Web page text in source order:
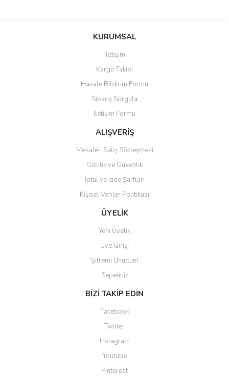
KURUMSAL
İletişim
Kargo Takibi
Havale Bildirim Formu
Sipariş Sorgula
İletişim Formu
ALIŞVERİŞ
Mesafeli Satış Sözleşmesi
Gizlilik ve Güvenlik
İptal ve İade Şartları
Kişisel Veriler Politikası
ÜYELİK
Yeni Üyelik
Üye Girişi
Şifremi Unuttum
Sepetiniz
BİZİ TAKİP EDİN
Facebook
Twitter
Instagram
Youtube
Pinterest